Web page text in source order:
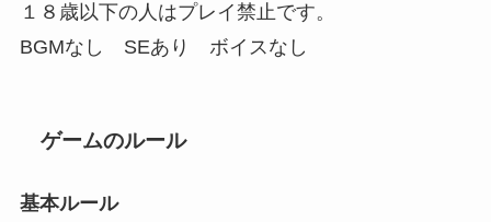
１８歳以下の人はプレイ禁止です。
BGMなし SEあり ボイスなし
ゲームのルール
基本ルール